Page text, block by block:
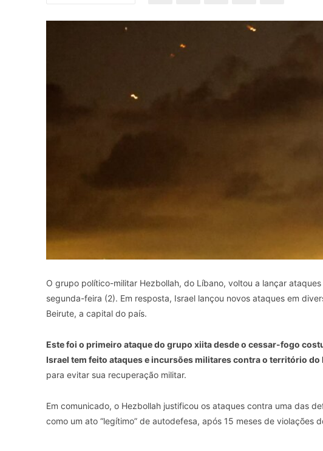
O grupo político-militar Hezbollah, do Líbano, voltou a lançar
segunda-feira (2). Em resposta, Israel lançou novos ataques em
Beirute, a capital do país.
Este foi o primeiro ataque do grupo xiita desde o cessar-fogo
Israel tem feito ataques e incursões militares contra o território do
para evitar sua recuperação militar.
Em comunicado, o Hezbollah justificou os ataques contra uma das
como um ato “legítimo” de autodefesa, após 15 meses de violações